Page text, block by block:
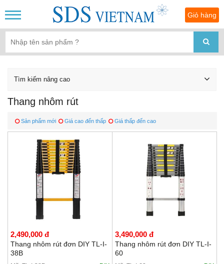
Giỏ hàng
Tìm kiếm nâng cao
Thang nhôm rút
Sản phẩm mới Giá cao đến thấp Giá thấp đến cao
2,490,000 đ
Thang nhôm rút đơn DIY TL-I-
38B
3,490,000 đ
Thang nhôm rút đơn DIY TL-I-
60